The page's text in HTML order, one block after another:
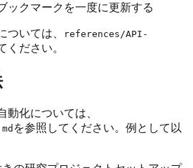
ックマークを一度に更新する
ついては、
references/API-
ください。
動化については、
を参照してください。例として以